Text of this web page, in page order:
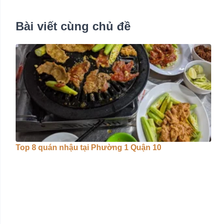
Bài viết cùng chủ đề
Top 8 quán nhậu tại Phường 1 Quận 10